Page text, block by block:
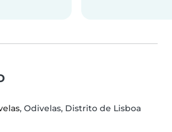
, Odivelas, Distrito de Lisboa